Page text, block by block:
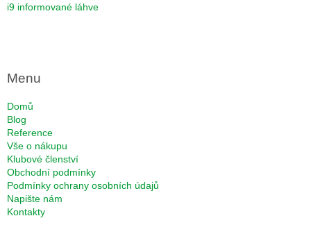
i9 informované láhve
Menu
Domů
Blog
Reference
Vše o nákupu
Klubové členství
Obchodní podmínky
Podmínky ochrany osobních údajů
Napište nám
Kontakty